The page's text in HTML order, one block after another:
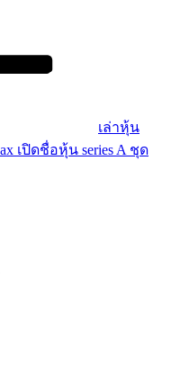
เล่าหุ้น
เปิดชื่อหุ้น series A ชุด